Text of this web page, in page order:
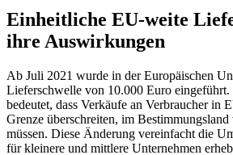
Einheitliche EU-weite
ihre Auswirkungen
Ab Juli 2021 wurde in der Europäischen
Lieferschwelle von 10.000 Euro eingeführt.
bedeutet, dass Verkäufe an Verbraucher in
Grenze überschreiten, im Bestimmungsland
müssen. Diese Änderung vereinfacht die
für kleinere und mittlere Unternehmen